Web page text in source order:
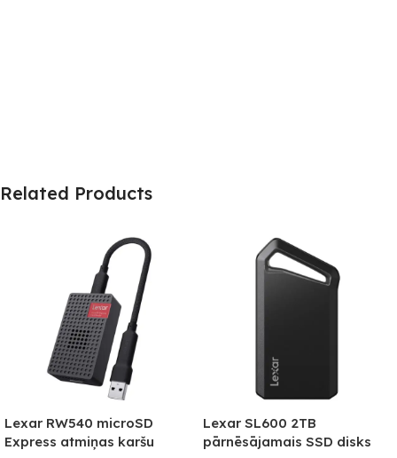
Related Products
Lexar RW540 microSD
Express atmiņas karšu
Lexar SL600 2TB
pārnēsājamais SSD disks